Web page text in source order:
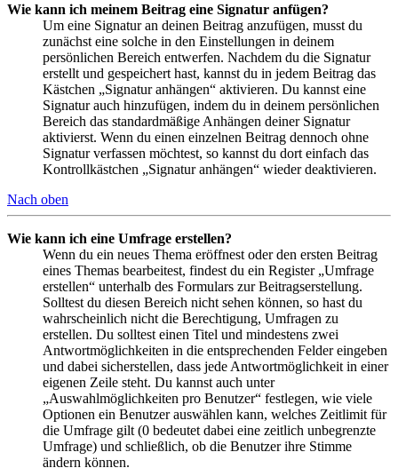
Wie kann ich meinem Beitrag eine Signatur anfügen?
Um eine Signatur an deinen Beitrag anzufügen, musst du
zunächst eine solche in den Einstellungen in deinem
persönlichen Bereich entwerfen. Nachdem du die Signatur
erstellt und gespeichert hast, kannst du in jedem Beitrag das
Kästchen „Signatur anhängen“ aktivieren. Du kannst eine
Signatur auch hinzufügen, indem du in deinem persönlichen
Bereich das standardmäßige Anhängen deiner Signatur
aktivierst. Wenn du einen einzelnen Beitrag dennoch ohne
Signatur verfassen möchtest, so kannst du dort einfach das
Kontrollkästchen „Signatur anhängen“ wieder deaktivieren.
Nach oben
Wie kann ich eine Umfrage erstellen?
Wenn du ein neues Thema eröffnest oder den ersten Beitrag
eines Themas bearbeitest, findest du ein Register „Umfrage
erstellen“ unterhalb des Formulars zur Beitragserstellung.
Solltest du diesen Bereich nicht sehen können, so hast du
wahrscheinlich nicht die Berechtigung, Umfragen zu
erstellen. Du solltest einen Titel und mindestens zwei
Antwortmöglichkeiten in die entsprechenden Felder eingeben
und dabei sicherstellen, dass jede Antwortmöglichkeit in einer
eigenen Zeile steht. Du kannst auch unter
„Auswahlmöglichkeiten pro Benutzer“ festlegen, wie viele
Optionen ein Benutzer auswählen kann, welches Zeitlimit für
die Umfrage gilt (0 bedeutet dabei eine zeitlich unbegrenzte
Umfrage) und schließlich, ob die Benutzer ihre Stimme
ändern können.